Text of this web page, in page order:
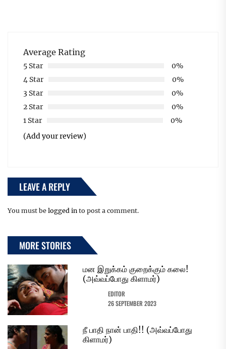
Average Rating
5 Star
0%
4 Star
0%
3 Star
0%
2 Star
0%
1 Star
0%
(Add your review)
LEAVE A REPLY
You must be logged in to post a comment.
MORE STORIES
மன இறுக்கம் குறைக்கும் கலை!
(அவ்வப்போது கிளாமர்)
EDITOR
26 SEPTEMBER 2023
நீ பாதி நான் பாதி!! (அவ்வப்போது
கிளாமர்)